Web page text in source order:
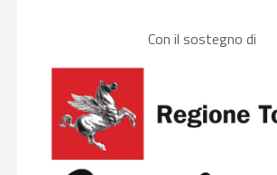
Con il sostegno di